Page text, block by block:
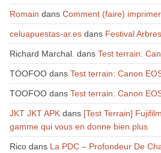
Romain dans Comment (faire)
celuapuestas-ar.esdans Festival
Richard Marchal. dans Test terrain:
TOOFOOdans Test terrain: Canon
TOOFOOdans Test terrain: Canon
JKT JKT APKdans [Test Terrain]
gamme qui vous en donne bien plus
Ricodans La PDC – Profondeur De